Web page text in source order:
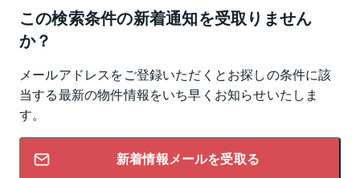
この検索条件の新着通知を受取りません
か？
メールアドレスをご登録いただくとお探しの条件に該
当する最新の物件情報をいち早くお知らせいたしま
す。
新着情報メールを受取る